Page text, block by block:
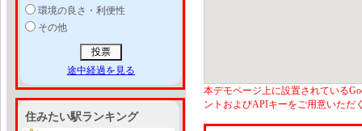
環境の良さ・利便性
その他
途中経過を見る
住みたい駅ランキング
本デモページ上に設置されている
ントおよびAPIキーをご用意いただ